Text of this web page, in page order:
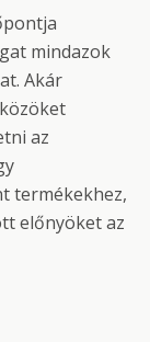
mindazok
Akár
az
termékekhez,
előnyöket az